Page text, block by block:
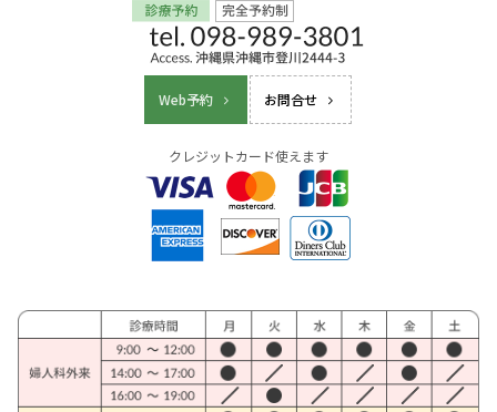
Web予約 お問合せ
クレジットカード使えます